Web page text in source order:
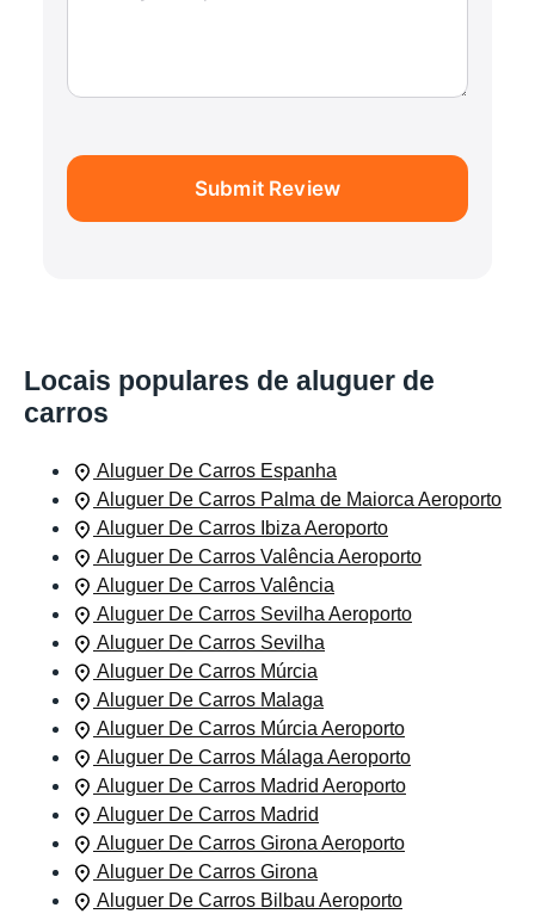
Submit Review
Locais populares de aluguer de
carros
Aluguer De Carros Espanha
Aluguer De Carros Palma de Maiorca Aeroporto
Aluguer De Carros Ibiza Aeroporto
Aluguer De Carros Valência Aeroporto
Aluguer De Carros Valência
Aluguer De Carros Sevilha Aeroporto
Aluguer De Carros Sevilha
Aluguer De Carros Múrcia
Aluguer De Carros Malaga
Aluguer De Carros Múrcia Aeroporto
Aluguer De Carros Málaga Aeroporto
Aluguer De Carros Madrid Aeroporto
Aluguer De Carros Madrid
Aluguer De Carros Girona Aeroporto
Aluguer De Carros Girona
Aluguer De Carros Bilbau Aeroporto